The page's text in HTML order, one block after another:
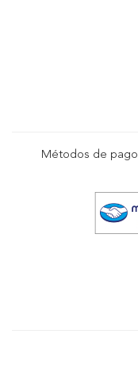
Métodos de pago